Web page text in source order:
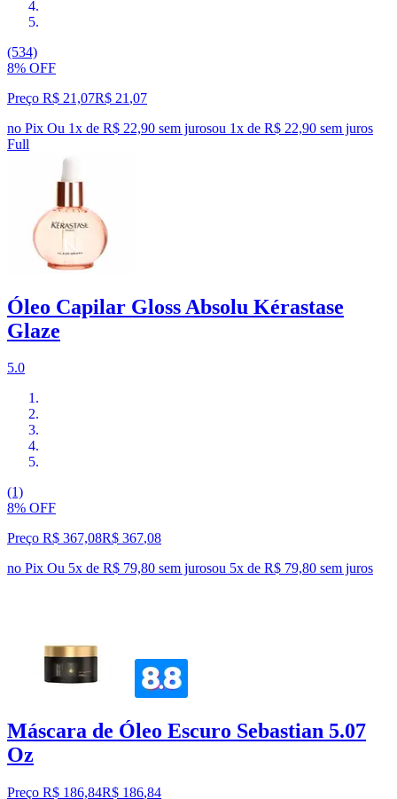
(534)
8% OFF
Preço R$ 21,07R$ 21 ,07
no Pix Ou 1x de R$ 22,90 sem jurosou 1x de R$ 22,90 sem juros
Full
Óleo Capilar Gloss Absolu Kérastase
Glaze
5.0
(1)
8% OFF
Preço R$ 367,08R$ 367,08
no Pix Ou 5x de R$ 79,80 sem jurosou 5x de R$ 79,80 sem juros
Máscara de Óleo Escuro Sebastian 5.07
Oz
Preço R$ 186,84R$ 186,84